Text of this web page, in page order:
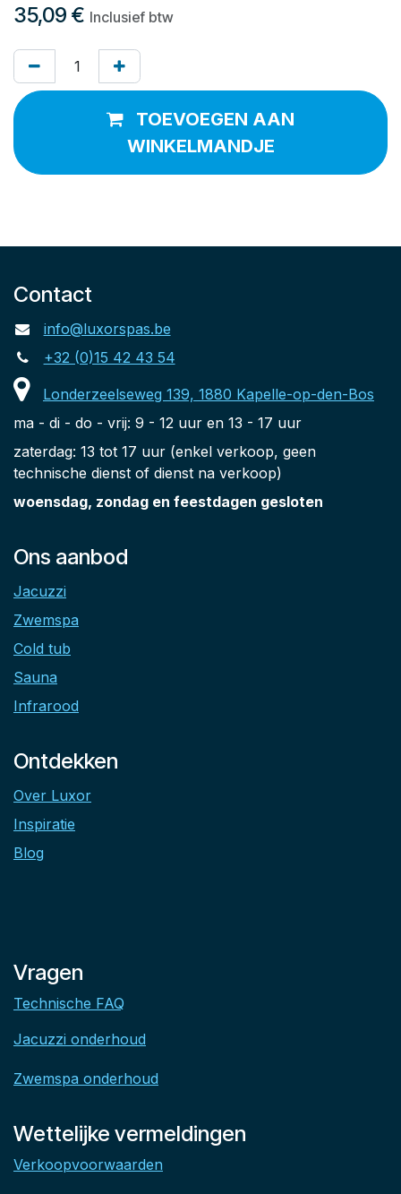
35,09 € Inclusief btw
TOEVOEGEN AAN
WINKELMANDJE
Contact
info@luxorspas.be
+32 (0)15 42 43 54
Londerzeelseweg 139, 1880 Kapelle-op-den-Bos
ma - di - do - vrij: 9 - 12 uur en 13 - 17 uur
zaterdag: 13 tot 17 uur (enkel verkoop, geen
technische dienst of dienst na verkoop)
woensdag, zondag en feestdagen gesloten
Ons aanbod
Jacuzzi
Zwemspa
Cold tub
Sauna
Infrarood
Ontdekken
Over Luxor
Inspiratie
Blog
Vragen
Technische FAQ
Jacuzzi onderhoud
Zwemspa onderhoud
Wettelijke vermeldingen
Verkoopvoorwaarden